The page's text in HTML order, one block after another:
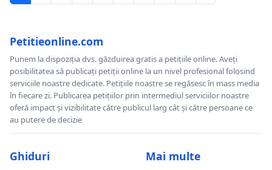
Petitieonline.com
Punem la dispoziția dvs. găzduirea gratis a petițiile online. Aveți
posibilitatea să publicați petiții online la un nivel profesional folosind
serviciile noastre dedicate. Petițiile noastre se regăsesc în mass media
în fiecare zi. Publicarea petițiilor prin intermediul serviciilor noastre
oferă impact și vizibilitate către publicul larg cât și către persoane ce
au putere de decizie
Ghiduri Mai multe